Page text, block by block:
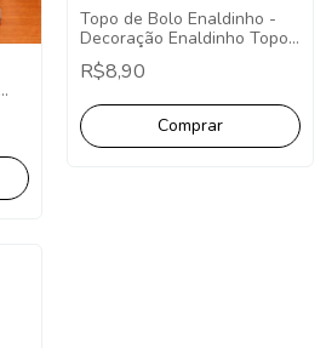
Topo de Bolo Enaldinho -
Decoração Enaldinho Topo
de Bolo Redondo
R$8,90